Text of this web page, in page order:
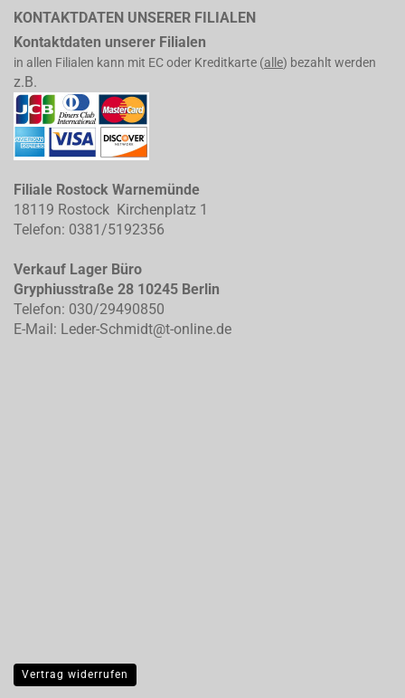
KONTAKTDATEN UNSERER FILIALEN
Kontaktdaten unserer Filialen
in allen Filialen kann mit EC oder Kreditkarte (alle) bezahlt werden
z.B.
Filiale Rostock Warnemünde
18119 Rostock Kirchenplatz 1
Telefon: 0381/5192356
Verkauf Lager Büro
Gryphiusstraße 28 10245 Berlin
Telefon: 030/29490850
E-Mail: Leder-Schmidt@t-online.de
Vertrag widerrufen